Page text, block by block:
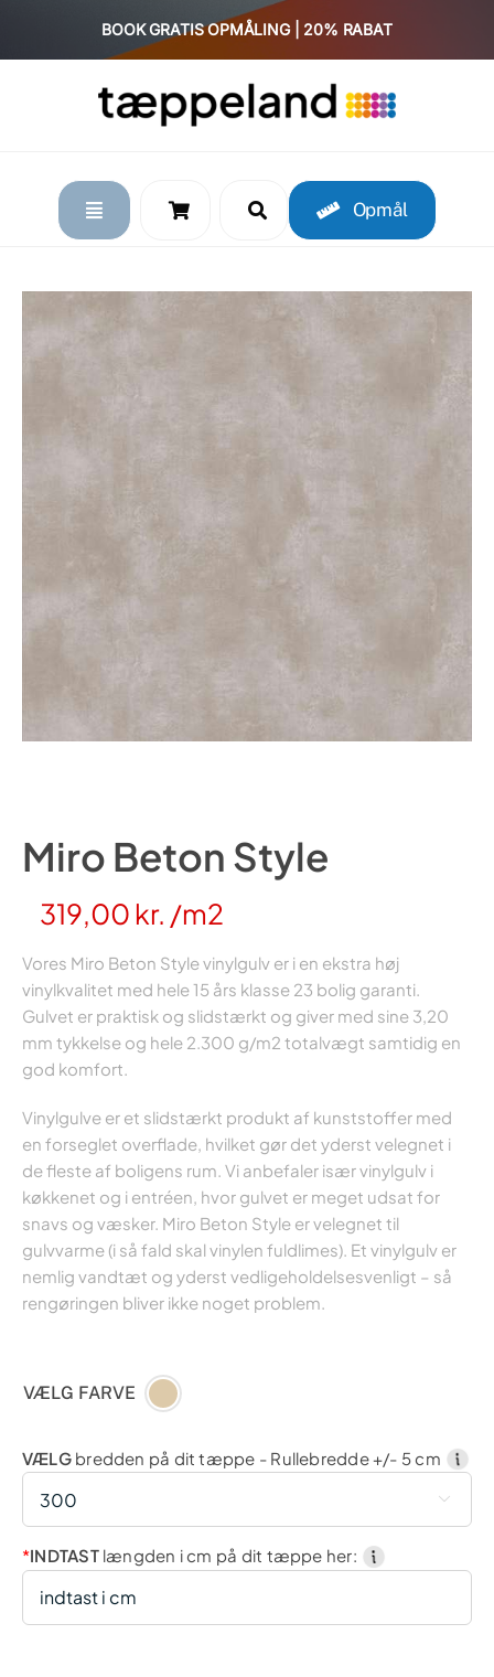
content
BOOK GRATIS OPMÅLING | 20% RABAT
Opmål
Miro Beton Style
319,00 kr. /m2
Vores Miro Beton Style vinylgulv er i en ekstra høj
vinylkvalitet med hele 15 års klasse 23 bolig garanti.
Gulvet er praktisk og slidstærkt og giver med sine 3,20
mm tykkelse og hele 2.300 g/m2 totalvægt samtidig en
god komfort.
Vinylgulve er et slidstærkt produkt af kunststoffer med
en forseglet overflade, hvilket gør det yderst velegnet i
de fleste af boligens rum. Vi anbefaler især vinylgulv i
køkkenet og i entréen, hvor gulvet er meget udsat for
snavs og væsker. Miro Beton Style er velegnet til
gulvvarme (i så fald skal vinylen fuldlimes). Et vinylgulv er
nemlig vandtæt og yderst vedligeholdelsesvenligt – så
rengøringen bliver ikke noget problem.
VÆLG FARVE
VÆLGbredden på dit tæppe - Rullebredde +/- 5 cm

*INDTASTlængden i cm på dit tæppe her: